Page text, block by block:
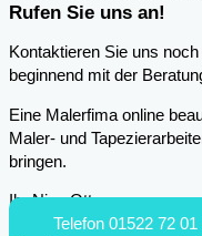
Rufen Sie uns an!
Kontaktieren Sie uns
beginnend mit der
Eine Malerfima online
Maler- und
bringen.
Ihr Nico Otto
Telefon 01522 72 01